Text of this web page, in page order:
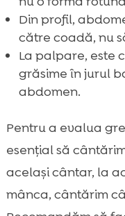
Din profil,
către coadă, nu
La palpare, este
grăsime în jurul
abdomen.
Pentru a evalua
esențial să
același cântar, la
mânca, cântărim